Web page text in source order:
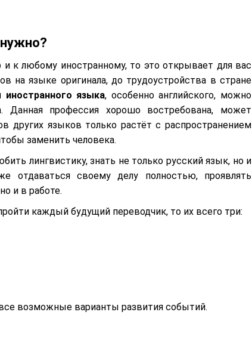
к любому иностранному, то это открывает для вас
на языке оригинала, до трудоустройства в стране
иностранного языка, особенно английского, можно
Данная профессия хорошо востребована, может
других языков только растёт с распространением
заменить человека.
лингвистику, знать не только русский язык, но и
отдаваться своему делу полностью, проявлять
и в работе.
каждый будущий переводчик, то их всего три:
возможные варианты развития событий.